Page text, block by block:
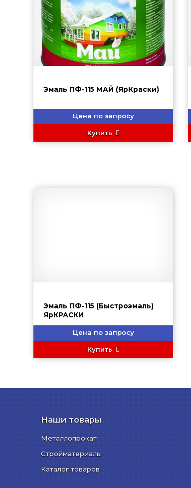
Эмаль ПФ-115 МАЙ (ЯрКраски)
Цена по запросу
Купить
Эмаль ПФ-115 (Быстроэмаль)
ЯрКРАСКИ
Цена по запросу
Купить
Наши товары
Металлопрокат
Стройматериалы
Каталог товаров